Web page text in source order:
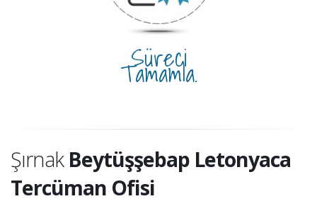
Süreci
Tamamla.
Şırnak Beytüşşebap Letonyaca
Tercüman Ofisi